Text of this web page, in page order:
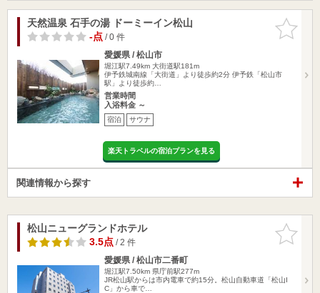
お気に入
りに追加
天然温泉 石手の湯 ドーミーイン松山
-点/ 0 件
愛媛県 / 松山市
堀江駅7.49km 大街道駅181m
伊予鉄城南線「大街道」より徒歩約2分 伊予鉄「松山市
駅」より徒歩約…
営業時間
入浴料金 ～
宿泊 サウナ
楽天トラベルの宿泊プランを見る
関連情報から探す
お気に入
りに追加
松山ニューグランドホテル
3.5点/ 2 件
愛媛県 / 松山市二番町
堀江駅7.50km 県庁前駅277m
JR松山駅からは市内電車で約15分。松山自動車道「松山I
C」から車で…